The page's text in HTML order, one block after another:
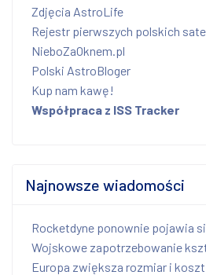
Zdjęcia AstroLife
Rejestr pierwszych polskich
NieboZaOknem.pl
Polski AstroBloger
Kup nam kawę!
Współpraca z ISS Tracker
Najnowsze wiadomości
Rocketdyne ponownie pojawia
Wojskowe zapotrzebowanie
Europa zwiększa rozmiar i